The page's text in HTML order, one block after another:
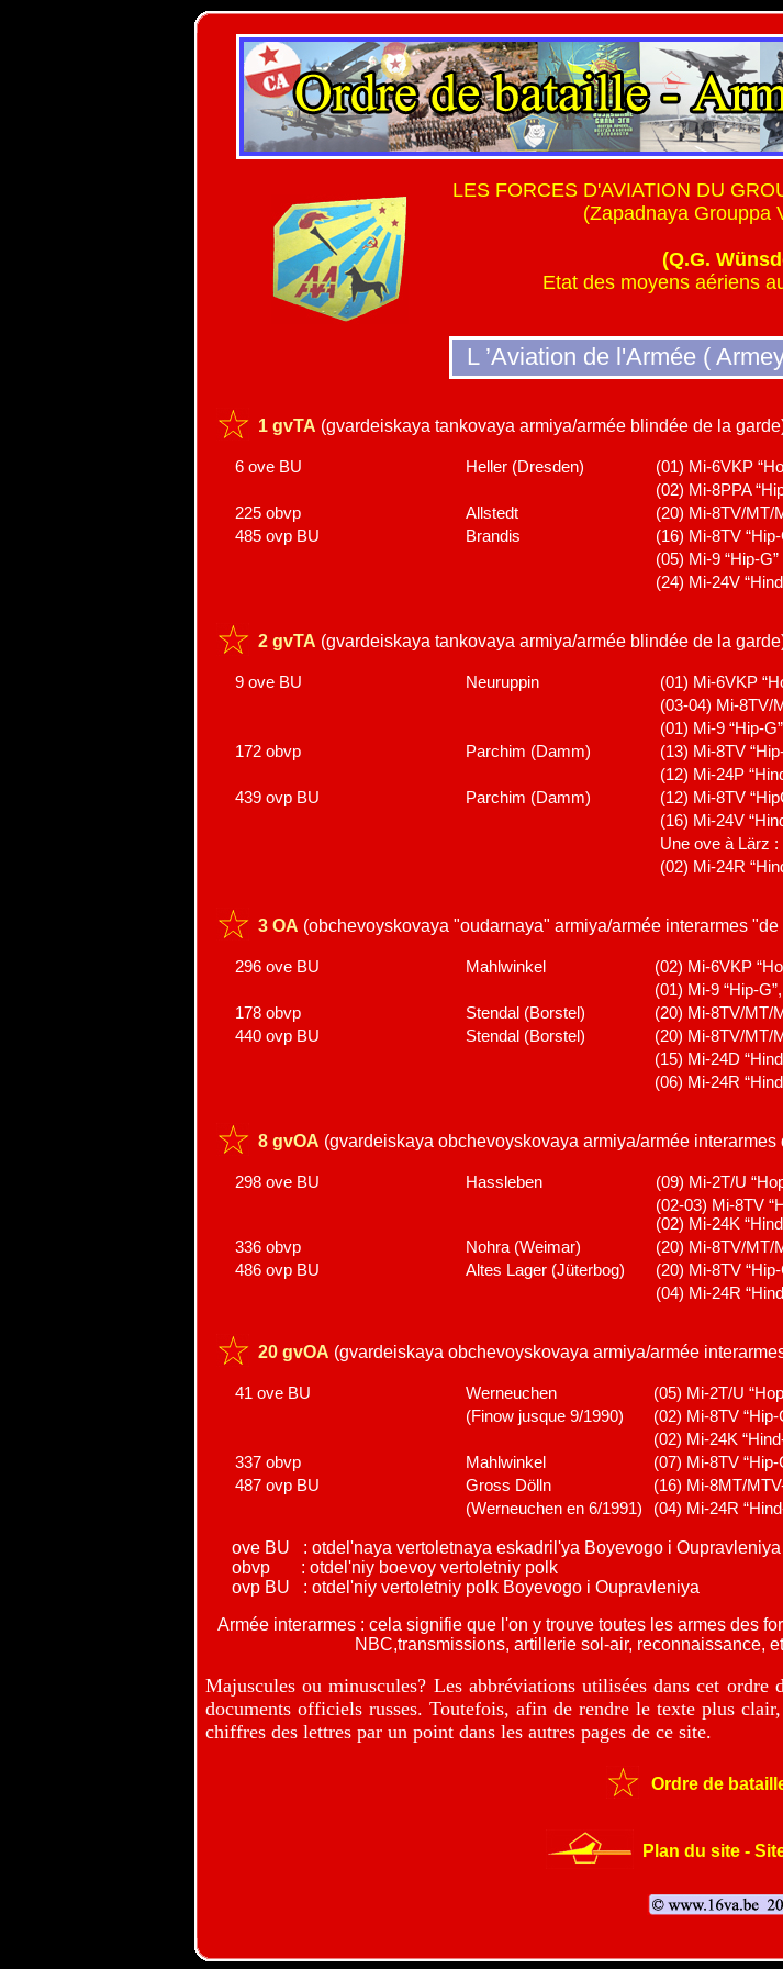
LES FORCES D'AVIATION DU
(Zapadnaya Grouppa
(Q.G.
Etat des moyens aériens
L ’Aviation de l'Armée (
1 gvTA (gvardeiskaya tankovaya armiya/armée blindée de la
6 ove BU Heller (Dresden)
(01) Mi-6VKP
(02) Mi-8PPA
225 obvp
Allstedt
(20) Mi-8TV/MT/
485 ovp BU
Brandis
(16) Mi-8TV
(05) Mi-9 “Hip-G”
(24) Mi-24V
2 gvTA (gvardeiskaya tankovaya armiya/armée blindée de la
9 ove BU Neuruppin
(01) Mi-6VKP
(03-04) Mi-8TV/
(01) Mi-9 “Hip-
172 obvp
Parchim (Damm)
(13) Mi-8TV
(12) Mi-24P
439 ovp BU
Parchim (Damm)
(12) Mi-8TV
(16) Mi-24V
Une ove à Lärz :
(02) Mi-24R
3 OA (obchevoyskovaya "oudarnaya" armiya/armée interarmes
296 ove BU Mahlwinkel
(02) Mi-6VKP
(01) Mi-9 “Hip-
178 obvp
Stendal (Borstel)
(20) Mi-8TV/MT/
440 ovp BU
Stendal (Borstel)
(20) Mi-8TV/MT/
(15) Mi-24D
(06) Mi-24R
8 gvOA (gvardeiskaya obchevoyskovaya armiya/armée
298 ove BU Hassleben
(09) Mi-2T/U
(02-03) Mi-8TV
(02) Mi-24K
336 obvp
Nohra (Weimar)
(20) Mi-8TV/MT/
486 ovp BU
Altes Lager (Jüterbog)
(20) Mi-8TV
(04) Mi-24R
20 gvOA (gvardeiskaya obchevoyskovaya armiya/armée
41 ove BU Werneuchen
(05) Mi-2T/U
(Finow jusque 9/1990)
(02) Mi-8TV
(02) Mi-24K
337 obvp
Mahlwinkel
(07) Mi-8TV
487 ovp BU
Gross Dölln
(16) Mi-8MT/
(Werneuchen en 6/1991)
(04) Mi-24R
ove BU : otdel'naya vertoletnaya eskadril'ya Boyevogo i Oupravleniya
obvp : otdel'niy boevoy vertoletniy polk
ovp BU : otdel'niy vertoletniy polk Boyevogo i Oupravleniya
Armée interarmes : cela signifie que l'on y trouve toutes les armes des
NBC,transmissions, artillerie sol-air, reconnaissance,
Majuscules ou minuscules? Les abbréviations utilisées dans cet
documents officiels russes. Toutefois, afin de rendre le texte plus
chiffres des lettres par un point dans les autres pages de ce site.
Ordre de
Plan du site -